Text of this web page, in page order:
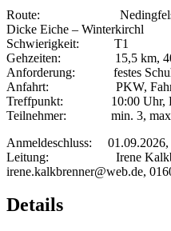
Route: Nedingfelsen –
Dicke Eiche – Winterkirchl
Schwierigkeit: T1
Gehzeiten: 15,5 km, 400
Anforderung: festes
Anfahrt: PKW,
Treffpunkt: 10:00 Uhr,
Teilnehmer: min. 3,
Anmeldeschluss: 01.09.2026,
Leitung: Irene
irene.kalkbrenner@web.de,
Details